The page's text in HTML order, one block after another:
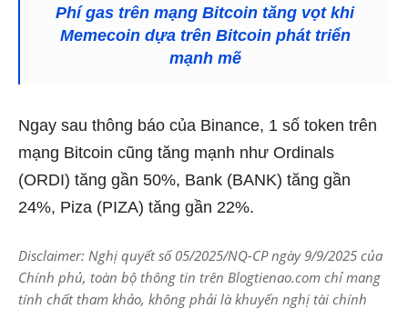
Phí gas trên mạng Bitcoin tăng vọt khi
Memecoin dựa trên Bitcoin phát triển
mạnh mẽ
Ngay sau thông báo của Binance, 1 số token trên
mạng Bitcoin cũng tăng mạnh như Ordinals
(ORDI) tăng gần 50%, Bank (BANK) tăng gần
24%, Piza (PIZA) tăng gần 22%.
Disclaimer: Nghị quyết số 05/2025/NQ-CP ngày 9/9/2025 của
Chính phủ, toàn bộ thông tin trên Blogtienao.com chỉ mang
tính chất tham khảo, không phải là khuyến nghị tài chính